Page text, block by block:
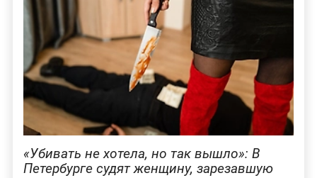
«Убивать не хотела, но так вышло»: В
Петербурге судят женщину, зарезавшую